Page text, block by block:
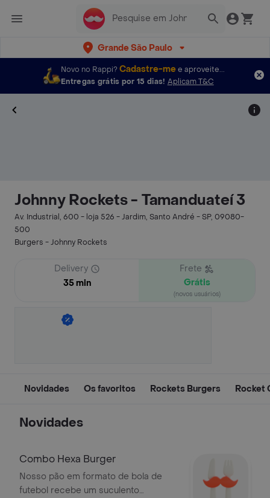
Grande São Paulo
Novo no Rappi? Cadastre-mee aproveite...
Entregas grátis por 15 dias! Aplicam T&C
Johnny Rockets - Tamanduateí 3
Av. Industrial, 600 - loja 526 - Jardim, Santo André - SP, 09080-
500
Burgers - Johnny Rockets
Delivery
35 min
Frete
Grátis
(novos usuários)
Novidades Os favoritos Rockets Burgers Rocket
Novidades
Combo Hexa Burger
Nosso pão em formato de bola de
futebol recebe um suculento